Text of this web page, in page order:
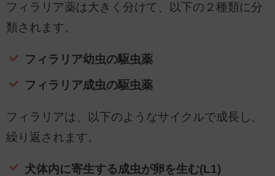
フィラリア薬は大きく分けて、以下の２種類に分
類されます。
フィラリア幼虫の駆虫薬
フィラリア成虫の駆虫薬
フィラリアは、以下のようなサイクルで成長し、
繰り返されます。
犬体内に寄生する成虫が卵を生む(L1)